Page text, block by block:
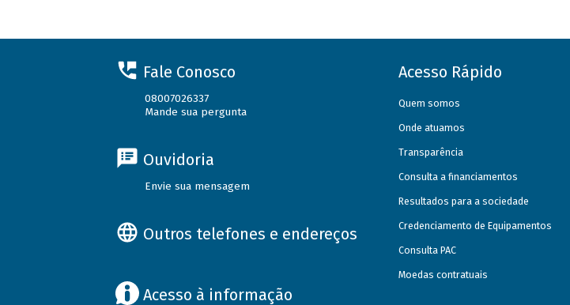
Fale Conosco
08007026337
Mande sua pergunta
Ouvidoria
Envie sua mensagem
Outros telefones e endereços
Acesso à informação
Acesso Rápido
Quem somos
Onde atuamos
Transparência
Consulta a financiamentos
Resultados para a sociedade
Credenciamento de Equipamentos
Consulta PAC
Moedas contratuais